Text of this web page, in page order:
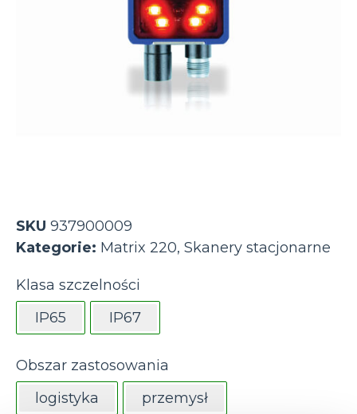
SKU 937900009
Kategorie: Matrix 220, Skanery stacjonarne
Klasa szczelności
IP65
IP67
Obszar zastosowania
logistyka
przemysł